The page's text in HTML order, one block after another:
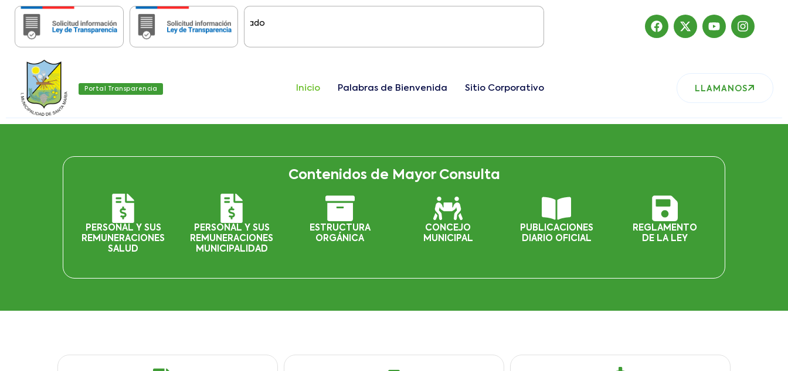
Estas páginas contienen Información histórica de
Portal Transparencia Inicio Palabras de Bienvenida Sitio Corporativo LLAMANOS
Contenidos de Mayor Consulta
PERSONAL Y SUS
REMUNERACIONES
SALUD
PERSONAL Y SUS
REMUNERACIONES
MUNICIPALIDAD
ESTRUCTURA
ORGÁNICA
CONCEJO
MUNICIPAL
PUBLICACIONES
DIARIO OFICIAL
REGLAMENTO
DE LA LEY